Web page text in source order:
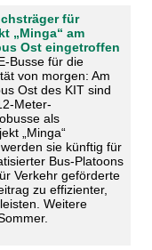
für
„Minga“ am
Ost eingetroffen
Busse für die
von morgen: Am
Ost des KIT sind
Meter-
als
„Minga“
sie künftig für
Bus-Platoons
Verkehr geförderte
zu effizienter,
Weitere